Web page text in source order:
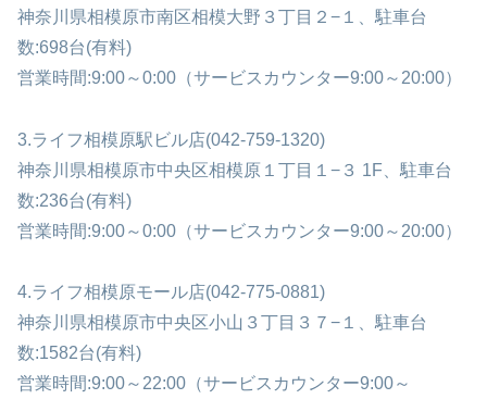
神奈川県相模原市南区相模大野３丁目２−１、駐車台
数:698台(有料)
営業時間:9:00～0:00（サービスカウンター9:00～20:00）
3.ライフ相模原駅ビル店(042-759-1320)
神奈川県相模原市中央区相模原１丁目１−３ 1F、駐車台
数:236台(有料)
営業時間:9:00～0:00（サービスカウンター9:00～20:00）
4.ライフ相模原モール店(042-775-0881)
神奈川県相模原市中央区小山３丁目３７−１、駐車台
数:1582台(有料)
営業時間:9:00～22:00（サービスカウンター9:00～